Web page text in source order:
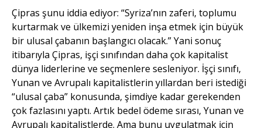
Çipras şunu iddia ediyor: “Syriza’nın zaferi, toplumu
kur­tarmak ve ülkemizi yeniden inşa etmek için büyük
bir ulusal çabanın başlangıcı olacak.” Yani sonuç
itibarıyla Çipras, işçi sını­fından daha çok kapitalist
dünya liderlerine ve seçmenlere sesleniyor. İşçi sınıfı,
Yunan ve Avrupalı kapitalistlerin yıllardan beri istediği
“ulusal çaba” konusunda, şimdiye kadar gerekenden
çok fazlasını yaptı. Artık bedel ödeme sırası, Yunan ve
Avrupalı kapitalistlerde. Ama bunu uygulatmak için